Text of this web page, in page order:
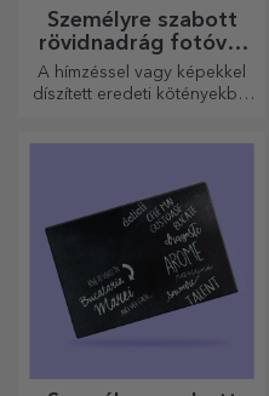
Személyre szabott
rövidnadrág fotóval
vagy hímzéssel
A hímzéssel vagy képekkel
díszített eredeti kötényekből